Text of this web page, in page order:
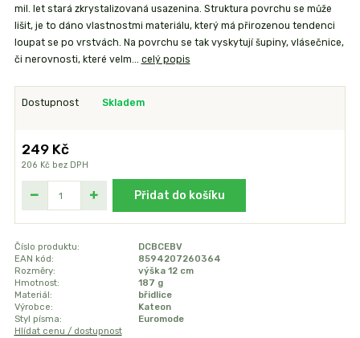
mil. let stará zkrystalizovaná usazenina. Struktura povrchu se může
lišit, je to dáno vlastnostmi materiálu, který má přirozenou tendenci
loupat se po vrstvách. Na povrchu se tak vyskytují šupiny, vlásečnice,
či nerovnosti, které velm... celý popis
Dostupnost Skladem
249 Kč
206 Kč bez DPH
Přidat do košíku
Číslo produktu:
DCBCEBV
EAN kód:
8594207260364
Rozměry:
výška 12 cm
Hmotnost:
187 g
Materiál:
břidlice
Výrobce:
Kateon
Styl písma:
Euromode
Hlídat cenu / dostupnost